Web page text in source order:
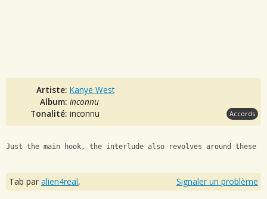
Artiste: Kanye West
Album: inconnu
Tonalité: inconnu Accords
Just the main hook, the interlude also revolves around these
Tab par alien4real, Signaler un problème